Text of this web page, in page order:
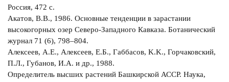
Россия, 472 с.
Акатов, В.В., 1986. Основные тенденции в зарастании
высокогорных озер Северо-Западного Кавказа. Ботанический
журнал 71 (6), 798–804.
Алексеев, A.E., Алексеев, E.Б., Габбасов, K.K., Горчаковский,
П.Л., Губанов, И.A. и др., 1988.
Определитель высших растений Башкирской АССР. Наука,